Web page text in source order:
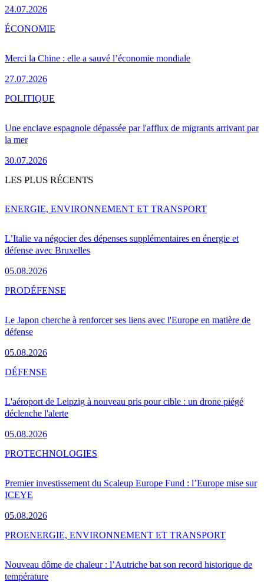
24.07.2026
Merci la Chine : elle a sauvé l’économie mondiale
27.07.2026
ÉCONOMIE
Une enclave espagnole dépassée par l'afflux de migrants arrivant par
la mer
30.07.2026
POLITIQUE
LES PLUS RÉCENTS
L’Italie va négocier des dépenses supplémentaires en énergie et
défense avec Bruxelles
05.08.2026
ENERGIE, ENVIRONNEMENT ET TRANSPORT
Le Japon cherche à renforcer ses liens avec l'Europe en matière de
défense
05.08.2026
PRODÉFENSE
L'aéroport de Leipzig à nouveau pris pour cible : un drone piégé
déclenche l'alerte
05.08.2026
DÉFENSE
Premier investissement du Scaleup Europe Fund : l’Europe mise sur
ICEYE
05.08.2026
PROTECHNOLOGIES
Nouveau dôme de chaleur : l’Autriche bat son record historique de
température
PROENERGIE, ENVIRONNEMENT ET TRANSPORT